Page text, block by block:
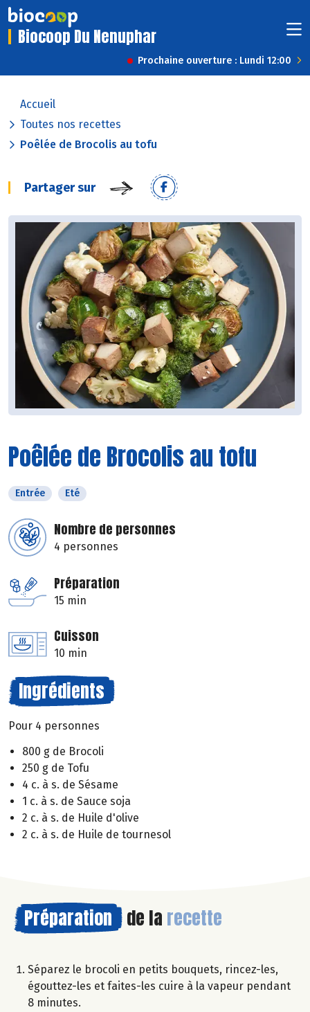
Biocoop Du Nenuphar
Prochaine ouverture : Lundi 12:00
Accueil
Toutes nos recettes
Poêlée de Brocolis au tofu
Partager sur
Poêlée de Brocolis au tofu
Entrée Eté
Nombre de personnes
4 personnes
Préparation
15 min
Cuisson
10 min
Ingrédients
Pour 4 personnes
800 g de Brocoli
250 g de Tofu
4 c. à s. de Sésame
1 c. à s. de Sauce soja
2 c. à s. de Huile d'olive
2 c. à s. de Huile de tournesol
Préparation de la recette
Séparez le brocoli en petits bouquets, rincez-les,
égouttez-les et faites-les cuire à la vapeur pendant
8 minutes.